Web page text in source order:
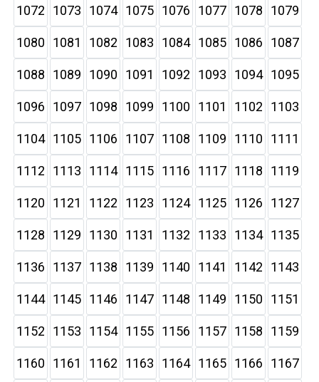
1072 1073 1074 1075 1076 1077 1078 1079
1080 1081 1082 1083 1084 1085 1086 1087
1088 1089 1090 1091 1092 1093 1094 1095
1096 1097 1098 1099 1100 1101 1102 1103
1104 1105 1106 1107 1108 1109 1110 1111
1112 1113 1114 1115 1116 1117 1118 1119
1120 1121 1122 1123 1124 1125 1126 1127
1128 1129 1130 1131 1132 1133 1134 1135
1136 1137 1138 1139 1140 1141 1142 1143
1144 1145 1146 1147 1148 1149 1150 1151
1152 1153 1154 1155 1156 1157 1158 1159
1160 1161 1162 1163 1164 1165 1166 1167